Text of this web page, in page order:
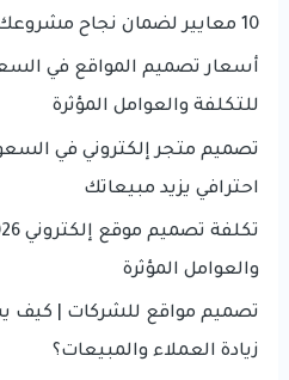
o
r
10 معايير لضمان نجاح مشروعك
للتكلفة والعوامل المؤثرة
تصميم متجر إلكتروني في
احترافي يزيد مبيعاتك
والعوامل المؤثرة
تصميم مواقع للشركات | كيف
زيادة العملاء والمبيعات؟